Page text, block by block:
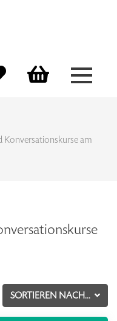
Menü
Konversationskurse am
SORTIEREN NACH...